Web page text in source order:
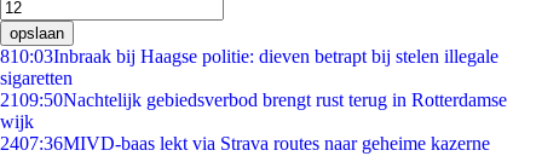
opslaan
810:03Inbraak bij Haagse politie: dieven betrapt bij stelen illegale
sigaretten
2109:50Nachtelijk gebiedsverbod brengt rust terug in Rotterdamse
wijk
2407:36MIVD-baas lekt via Strava routes naar geheime kazerne